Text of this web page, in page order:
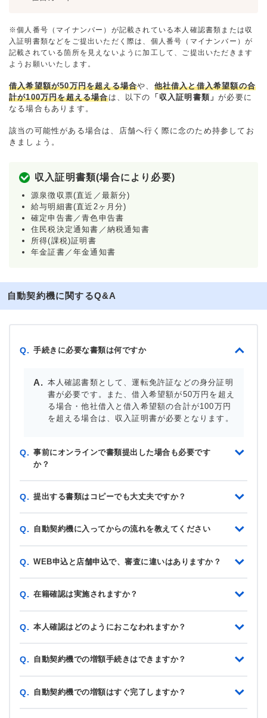
※個人番号（マイナンバー）が記載されている本人確認書類または収
入証明書類などをご提出いただく際は、個人番号（マイナンバー）が
記載されている箇所を見えないように加工して、ご提出いただきます
ようお願いいたします。
借入希望額が50万円を超える場合や、 他社借入と借入希望額の合
計が100万円を超える場合は、以下の 「収入証明書類」が必要に
なる場合もあります。
該当の可能性がある場合は、店舗へ行く際に念のため持参してお
きましょう。
収入証明書類(場合により必要)
源泉徴収票(直近／最新分)
給与明細書(直近2ヶ月分)
確定申告書／青色申告書
住民税決定通知書／納税通知書
所得(課税)証明書
年金証書／年金通知書
自動契約機に関するQ&A
Q. 手続きに必要な書類は何ですか
本人確認書類として、運転免許証などの身分証明
書が必要です。また、借入希望額が50万円を超え
る場合・他社借入と借入希望額の合計が100万円
を超える場合は、収入証明書が必要となります。
Q. 事前にオンラインで書類提出した場合も必要です
か？
Q. 提出する書類はコピーでも大丈夫ですか？
Q. 自動契約機に入ってからの流れを教えてください
Q. WEB申込と店舗申込で、審査に違いはありますか？
Q. 在籍確認は実施されますか？
Q. 本人確認はどのようにおこなわれますか？
Q. 自動契約機での増額手続きはできますか？
Q. 自動契約機での増額はすぐ完了しますか？